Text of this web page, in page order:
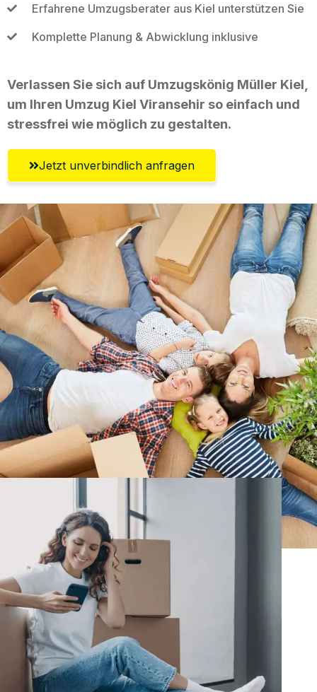
Erfahrene Umzugsberater aus Kiel unterstützen Sie
Komplette Planung & Abwicklung inklusive
Verlassen Sie sich auf Umzugskönig Müller Kiel,
um Ihren Umzug Kiel Viransehir so einfach und
stressfrei wie möglich zu gestalten.
Jetzt unverbindlich anfragen